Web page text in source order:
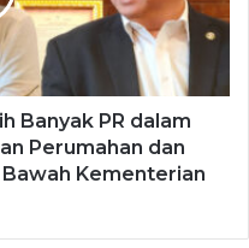
Banyak PR dalam
Perumahan dan
Kementerian